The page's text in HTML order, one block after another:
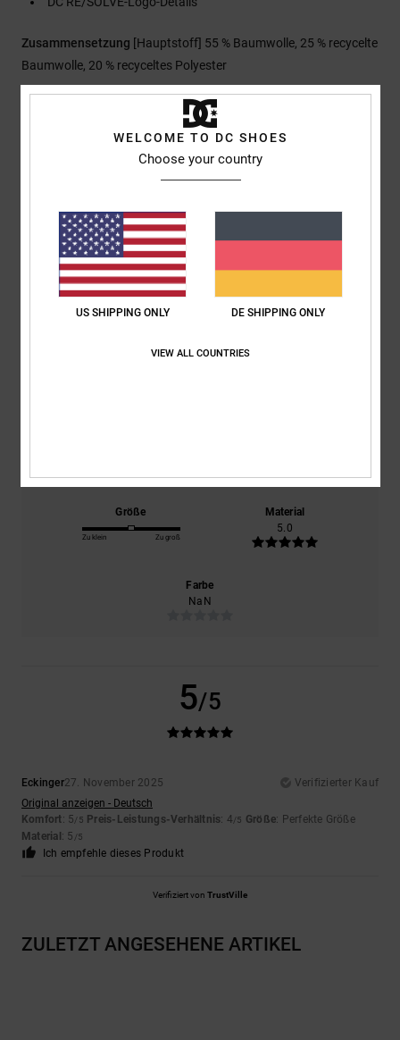
Zusammensetzung [Hauptstoff] 55 % Baumwolle, 25 % recycelte
Baumwolle, 20 % recyceltes Polyester
Versand & Rückversand
Kundenbewertungen
Durchschnittliche Bewertung
5.0 /5
Größe
Zu klein Zu groß
Material
5.0
Farbe
NaN
5/5
Eckinger27. November 2025
Verifizierter Kauf
Original anzeigen - Deutsch
Komfort: 5/5 Preis-Leistungs-Verhältnis: 4/5 Größe: Perfekte Größe
Material : 5 /5
Ich empfehle dieses Produkt
Verifiziert von TrustVille
ZULETZT ANGESEHENE ARTIKEL
WELCOME TO DC SHOES
Choose your country
US SHIPPING ONLY DE SHIPPING ONLY
VIEW ALL COUNTRIES